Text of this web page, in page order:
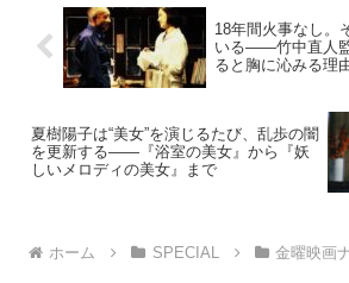
18年間火事なし。
いる——竹中直人
ると胸に沁みる理
夏樹陽子は“美女”を演じるたび、乱歩の闇
を更新する――『浴室の美女』から『妖
しいメロディの美女』まで
ホーム SPECIAL 金曜映画